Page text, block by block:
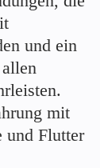
und ein
mit
und Flutter